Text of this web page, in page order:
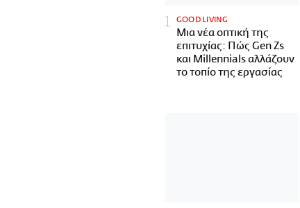
GOOD LIVING
Μια νέα οπτική της
επιτυχίας: Πώς Gen Zs
και Millennials αλλάζουν
το τοπίο της εργασίας